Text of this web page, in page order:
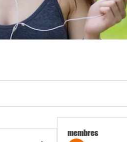
membres